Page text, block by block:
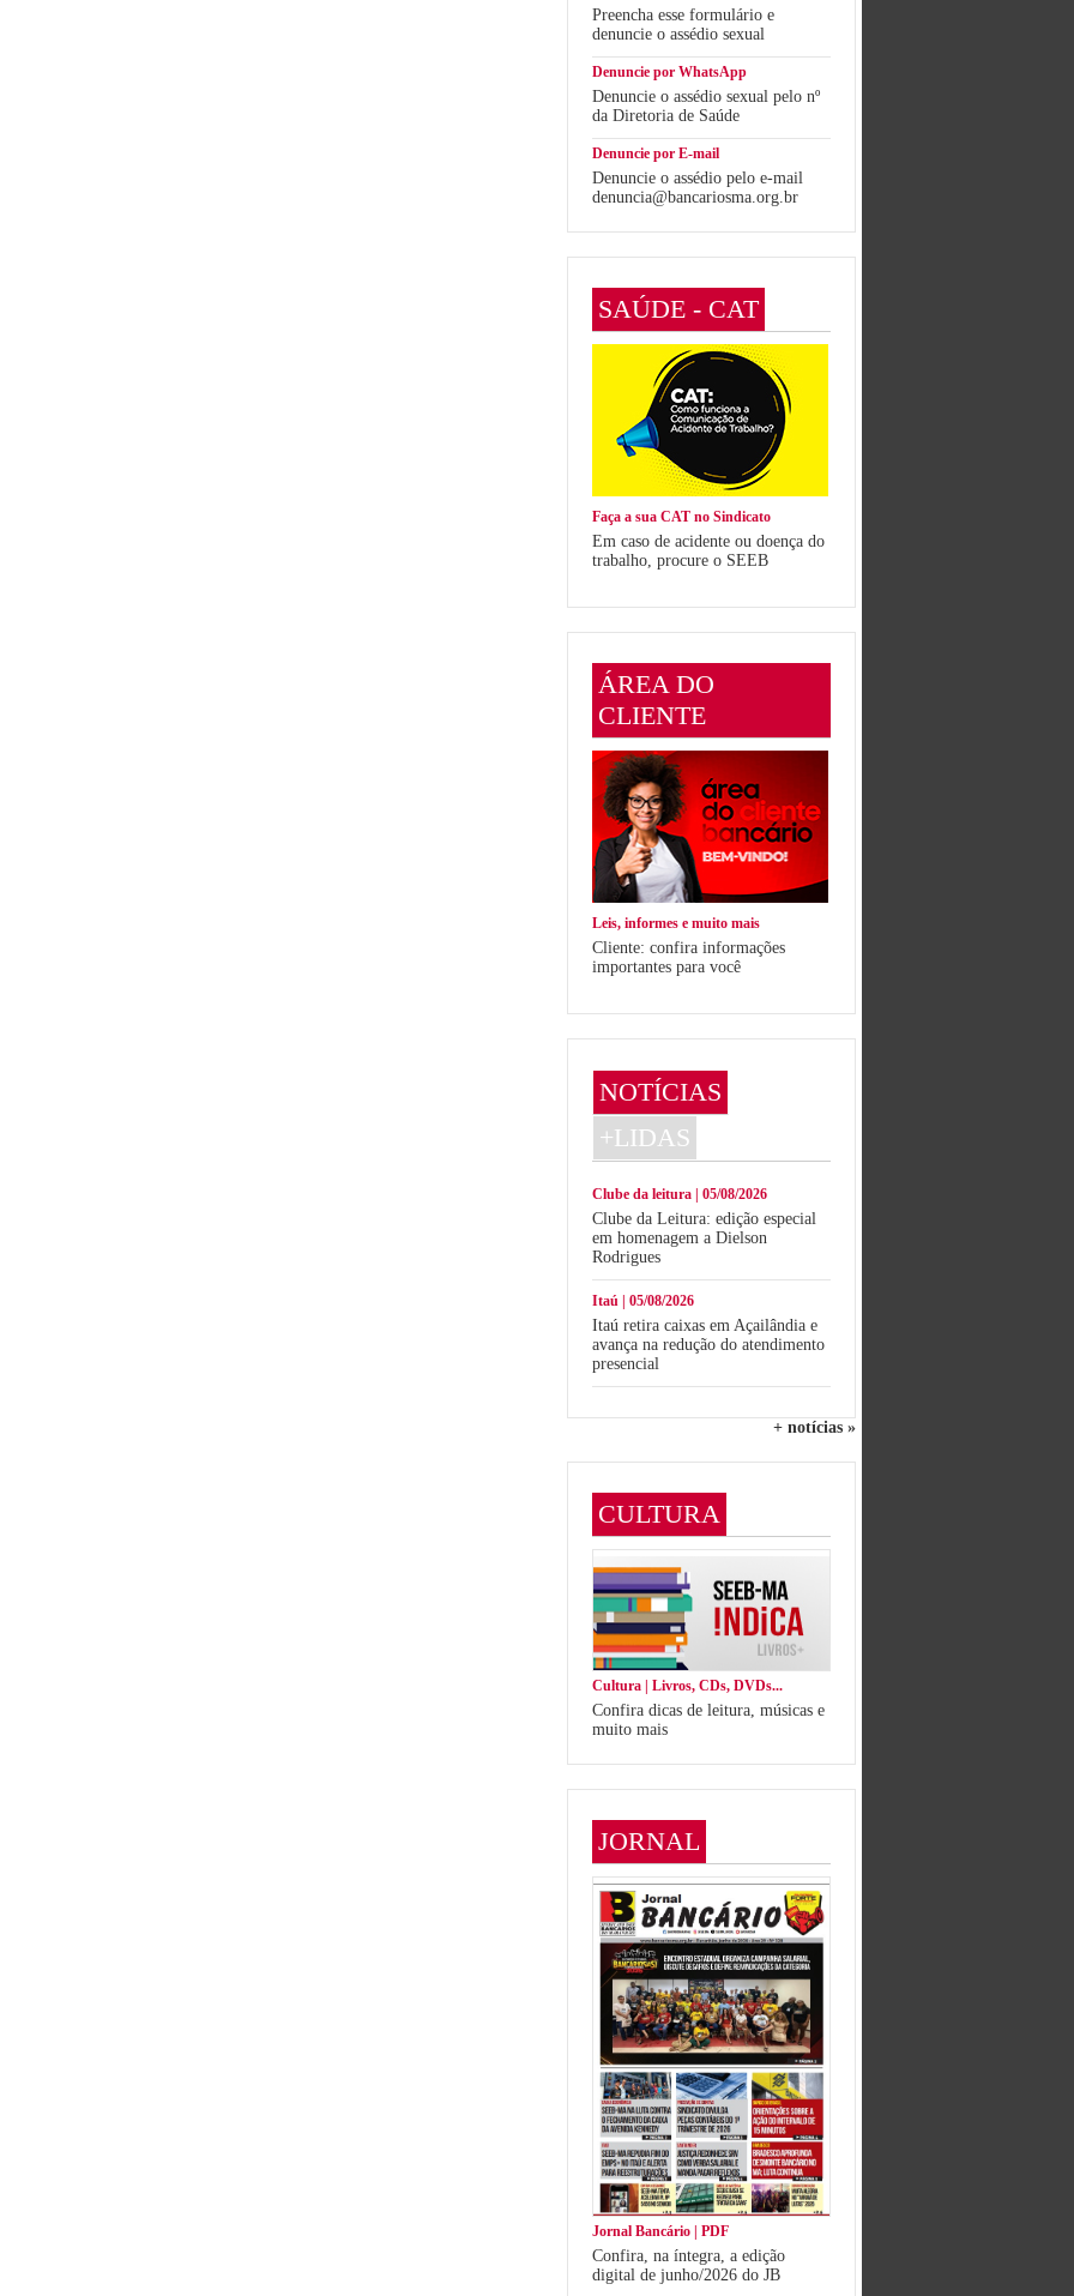
Preencha esse formulário e
denuncie o assédio sexual
Denuncie por WhatsApp
Denuncie o assédio sexual pelo nº
da Diretoria de Saúde
Denuncie por E-mail
Denuncie o assédio pelo e-mail
denuncia@bancariosma.org.br
SAÚDE - CAT
Faça a sua CAT no Sindicato
Em caso de acidente ou doença do
trabalho, procure o SEEB
ÁREA DO
CLIENTE
Leis, informes e muito mais
Cliente: confira informações
importantes para você
NOTÍCIAS
+LIDAS
Clube da leitura | 05/08/2026
Clube da Leitura: edição especial
em homenagem a Dielson
Rodrigues
Itaú | 05/08/2026
Itaú retira caixas em Açailândia e
avança na redução do atendimento
presencial
+ notícias »
CULTURA
Cultura | Livros, CDs, DVDs...
Confira dicas de leitura, músicas e
muito mais
JORNAL
Jornal Bancário | PDF
Confira, na íntegra, a edição
digital de junho/2026 do JB